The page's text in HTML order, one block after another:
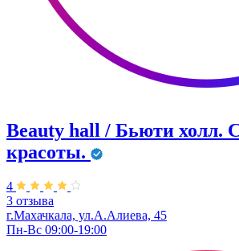
Beauty hall / Бьюти холл.
красоты.
4
3 отзыва
г.Махачкала, ул.А.Алиева, 45
Пн-Вс 09:00-19:00